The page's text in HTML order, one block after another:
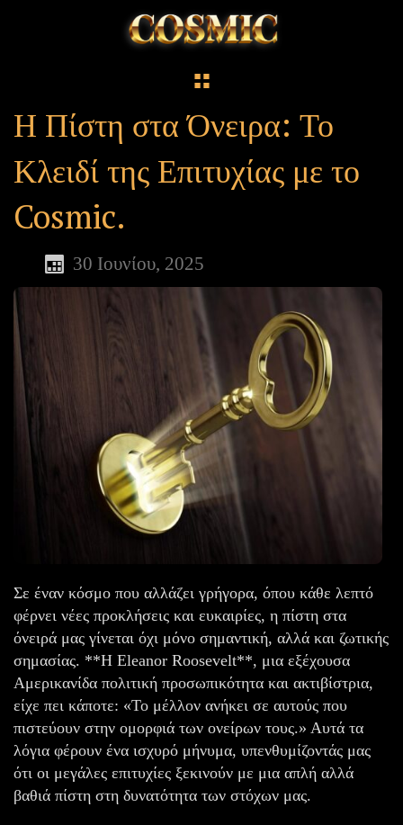
Η Πίστη στα Όνειρα: Το
Κλειδί της Επιτυχίας με το
Cosmic.
30 Ιουνίου, 2025
Σε έναν κόσμο που αλλάζει γρήγορα, όπου κάθε λεπτό
φέρνει νέες προκλήσεις και ευκαιρίες, η πίστη στα
όνειρά μας γίνεται όχι μόνο σημαντική, αλλά και ζωτικής
σημασίας. **Η Eleanor Roosevelt**, μια εξέχουσα
Αμερικανίδα πολιτική προσωπικότητα και ακτιβίστρια,
είχε πει κάποτε: «Το μέλλον ανήκει σε αυτούς που
πιστεύουν στην ομορφιά των ονείρων τους.» Αυτά τα
λόγια φέρουν ένα ισχυρό μήνυμα, υπενθυμίζοντάς μας
ότι οι μεγάλες επιτυχίες ξεκινούν με μια απλή αλλά
βαθιά πίστη στη δυνατότητα των στόχων μας.